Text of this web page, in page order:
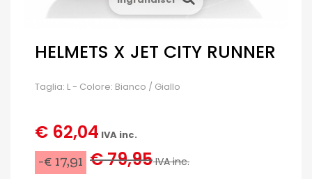
HELMETS X JET CITY RUNNER
Taglia: L - Colore: Bianco / Giallo
€ 62,04 IVA inc.
-€ 17,91 € 79,95IVA inc.